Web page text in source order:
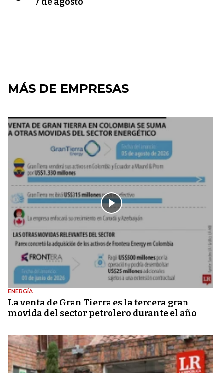
MÁS DE EMPRESAS
ENERGÍA
La venta de Gran Tierra es la tercera gran
movida del sector petrolero durante el año